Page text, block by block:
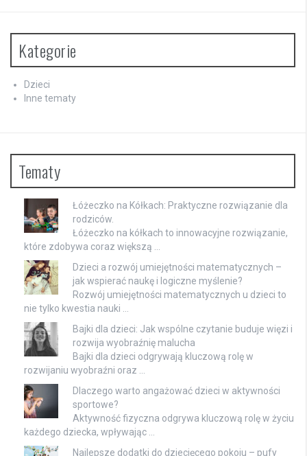
Kategorie
Dzieci
Inne tematy
Tematy
Łóżeczko na Kółkach: Praktyczne rozwiązanie dla
rodziców.
Łóżeczko na kółkach to innowacyjne rozwiązanie,
które zdobywa coraz większą …
Dzieci a rozwój umiejętności matematycznych –
jak wspierać naukę i logiczne myślenie?
Rozwój umiejętności matematycznych u dzieci to
nie tylko kwestia nauki …
Bajki dla dzieci: Jak wspólne czytanie buduje więzi i
rozwija wyobraźnię malucha
Bajki dla dzieci odgrywają kluczową rolę w
rozwijaniu wyobraźni oraz …
Dlaczego warto angażować dzieci w aktywności
sportowe?
Aktywność fizyczna odgrywa kluczową rolę w życiu
każdego dziecka, wpływając …
Najlepsze dodatki do dziecięcego pokoju – pufy